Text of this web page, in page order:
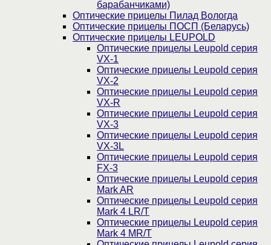
барабанчиками)
Оптические прицелы Пилад Вологда
Оптические прицелы ПОСП (Беларусь)
Оптические прицелы LEUPOLD
Оптические прицелы Leupold серия
VX-1
Оптические прицелы Leupold серия
VX-2
Оптические прицелы Leupold серия
VX-R
Оптические прицелы Leupold серия
VX-3
Оптические прицелы Leupold серия
VX-3L
Оптические прицелы Leupold серия
FX-3
Оптические прицелы Leupold серия
Mark AR
Оптические прицелы Leupold серия
Mark 4 LR/T
Оптические прицелы Leupold серия
Mark 4 MR/T